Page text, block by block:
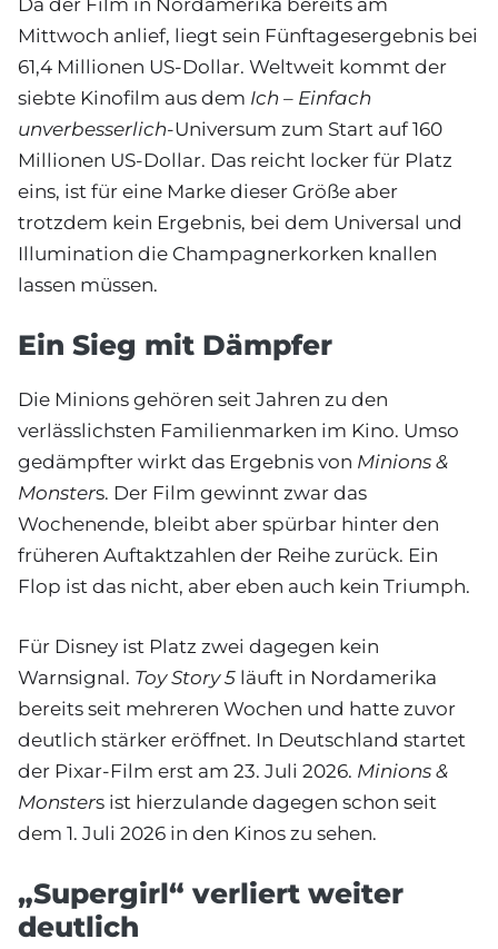
Mittwoch anlief, liegt sein Fünftagesergebnis bei
61,4 Millionen US-Dollar. Weltweit kommt der
siebte Kinofilm aus dem Ich – Einfach
unverbesserlich-Universum zum Start auf 160
Millionen US-Dollar. Das reicht locker für Platz
eins, ist für eine Marke dieser Größe aber
trotzdem kein Ergebnis, bei dem Universal und
Illumination die Champagnerkorken knallen
lassen müssen.
Ein Sieg mit Dämpfer
Die Minions gehören seit Jahren zu den
verlässlichsten Familienmarken im Kino. Umso
gedämpfter wirkt das Ergebnis von Minions &
Monsters. Der Film gewinnt zwar das
Wochenende, bleibt aber spürbar hinter den
früheren Auftaktzahlen der Reihe zurück. Ein
Flop ist das nicht, aber eben auch kein Triumph.
Für Disney ist Platz zwei dagegen kein
Warnsignal. Toy Story 5 läuft in Nordamerika
bereits seit mehreren Wochen und hatte zuvor
deutlich stärker eröffnet. In Deutschland startet
der Pixar-Film erst am 23. Juli 2026. Minions &
Monsters ist hierzulande dagegen schon seit
dem 1. Juli 2026 in den Kinos zu sehen.
„Supergirl“ verliert weiter
deutlich